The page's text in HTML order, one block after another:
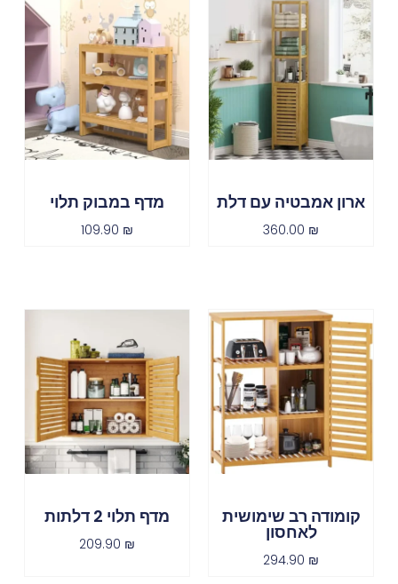
ארון אמבטיה עם דלת
360.00 ₪
מדף במבוק תלוי
109.90 ₪
קומודה רב שימושית
לאחסון
294.90 ₪
מדף תלוי 2 דלתות
209.90 ₪